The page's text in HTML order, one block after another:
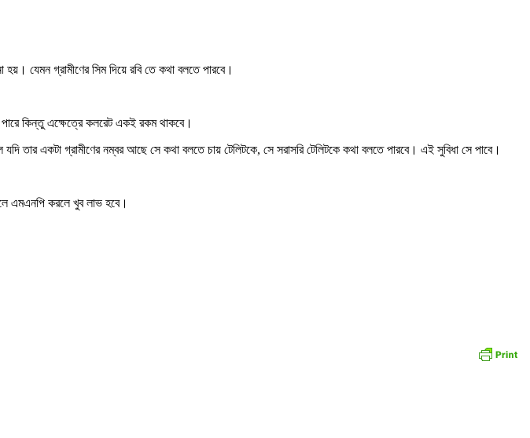
যেমন গ্রামীণের সিম দিয়ে রবি তে কথা বলতে পারবে।
কিন্তু এক্ষেত্রে কলরেট একই রকম থাকবে।
তার একটা গ্রামীণের নম্বর আছে সে কথা বলতে চায় টেলিটকে, সে সরাসরি টেলিটকে কথা বলতে পারবে। এই সুবিধা সে পাবে।
এমএনপি করলে খুব লাভ হবে।